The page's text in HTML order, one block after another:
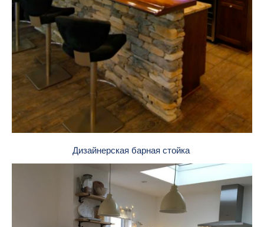
Дизайнерская барная стойка